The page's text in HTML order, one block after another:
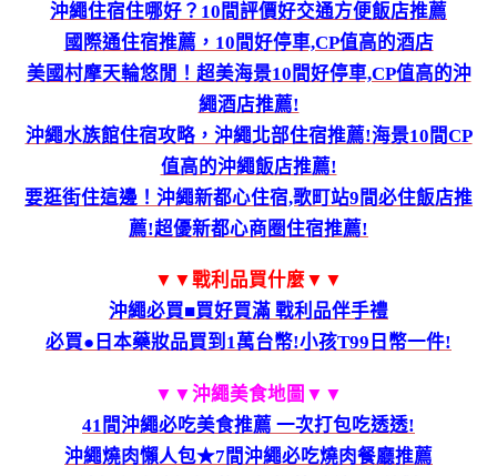
沖繩住宿住哪好？10間評價好交通方便飯店推薦
國際通住宿推薦，10間好停車,CP值高的酒店
美國村摩天輪悠閒！超美海景10間好停車,CP值高的沖
繩酒店推薦!
沖繩水族館住宿攻略，沖繩北部住宿推薦!海景10間CP
值高的沖繩飯店推薦!
要逛街住這邊！沖繩新都心住宿,歌町站9間必住飯店推
薦!超優新都心商圈住宿推薦!
▼▼戰利品買什麼▼▼
沖繩必買■買好買滿 戰利品伴手禮
必買●日本藥妝品買到1萬台幣!小孩T99日幣一件!
▼▼沖繩美食地圖 ▼▼
41間沖繩必吃美食推薦 一次打包吃透透!
沖繩燒肉懶人包★7間沖繩必吃燒肉餐廳推薦